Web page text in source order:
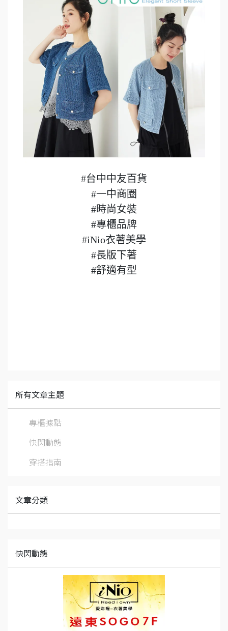
#台中中友百貨
#一中商圈
#時尚女裝
#專櫃品牌
#iNio衣著美學
#長版下著
#舒適有型
所有文章主題
專櫃據點
快閃動態
穿搭指南
文章分類
快閃動態